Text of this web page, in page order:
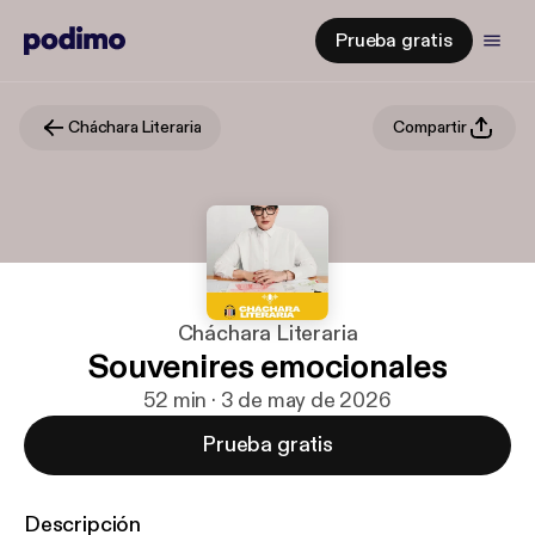
Prueba gratis
Cháchara Literaria Compartir
Cháchara Literaria
Souvenires emocionales
52 min · 3 de may de 2026
Prueba gratis
Descripción